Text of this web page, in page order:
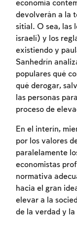
economía
devolverán a la
sitial. O sea, las
israelí) y los
existiendo y
Sanhedrín
populares qué
qué derogar,
las personas
proceso de
En el interín,
por los valores
paralelamente
economistas
normativa
hacia el gran
elevar a la
de la verdad y la
a su